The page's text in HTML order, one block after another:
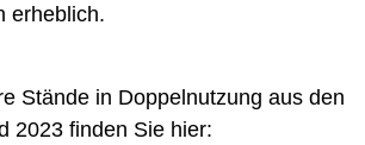
erheblich.
Stände in Doppelnutzung aus den
2023 finden Sie hier: